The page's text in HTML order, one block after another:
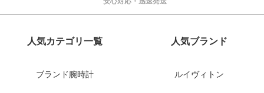
人気カテゴリ一覧
ブランド腕時計
人気ブランド
ルイヴィトン